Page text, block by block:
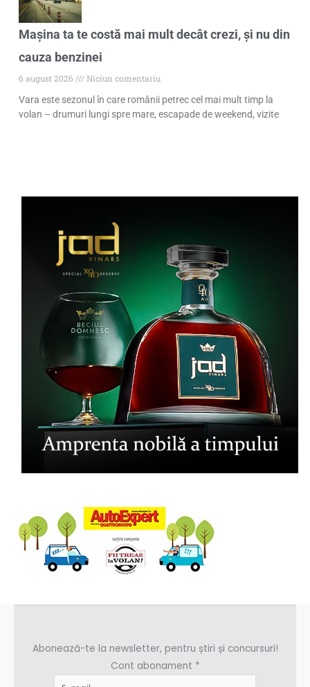
Mașina ta te costă mai mult decât crezi, și nu din
cauza benzinei
6 august 2026
Niciun comentariu
Vara este sezonul în care românii petrec cel mai mult timp la
volan – drumuri lungi spre mare, escapade de weekend, vizite
Abonează-te la newsletter, pentru știri și concursuri!
Cont abonament *